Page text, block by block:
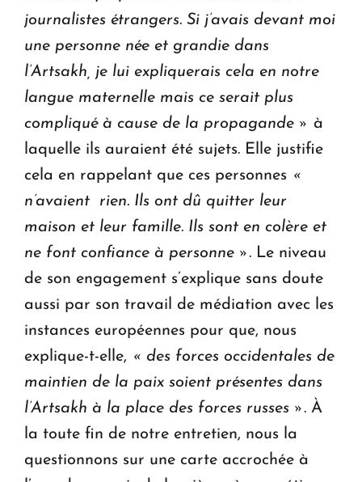
journalistes étrangers. Si j’avais devant moi
une personne née et grandie dans
l’Artsakh, je lui expliquerais cela en notre
langue maternelle mais ce serait plus
compliqué à cause de la propagande » à
laquelle ils auraient été sujets. Elle justifie
cela en rappelant que ces personnes «
n’avaient rien. Ils ont dû quitter leur
maison et leur famille. Ils sont en colère et
ne font confiance à personne ». Le niveau
de son engagement s’explique sans doute
aussi par son travail de médiation avec les
instances européennes pour que, nous
explique-t-elle, « des forces occidentales de
maintien de la paix soient présentes dans
l’Artsakh à la place des forces russes ». À
la toute fin de notre entretien, nous la
questionnons sur une carte accrochée à